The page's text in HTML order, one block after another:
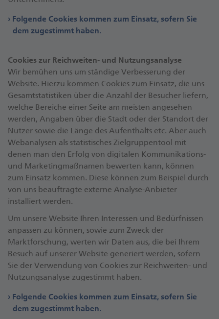
Folgende Cookies kommen zum Einsatz, sofern Sie
dem zugestimmt haben.
Cookies zur Reichweiten- und Nutzungsanalyse
Wir bemühen uns um ständige Verbesserung der
Website. Hierzu kommen Cookies zum Einsatz, die uns
Gesamtstatistiken über die Anzahl der Besucher liefern,
welche Bereiche einer Seite am meisten angesehen
werden, Angaben über die Stadt oder der Standort der
Nutzer sowie die Länge des Aufenthalts etc. Aber auch
Webanalysen als statistisches Zielgruppentool mit
denen man den Erfolg von digitalen Kommunikations-
und Marketingmaßnamen bewerten kann, können
zum Einsatz kommen. Diese können zum Beispiel durch
von uns beauftragte externe Analyse-Anbieter
installiert werden.
Um unsere Website Ihren Interessen und Bedürfnissen
anpassen zu können, sowie zum Zweck der
Marktforschung, werten wir Daten aus, die bei Ihrem
Besuch auf unserer Website generiert werden, sofern
Sie der Verwendung von Cookies zur Reichweiten- und
Nutzungsanalyse zugestimmt haben.
Folgende Cookies kommen zum Einsatz, sofern Sie
dem zugestimmt haben.